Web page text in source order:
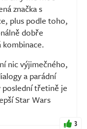
značka s
plus podle toho,
dobře
kombinace.
nic výjimečného,
a parádní
poslední třetině je
Star Wars
3